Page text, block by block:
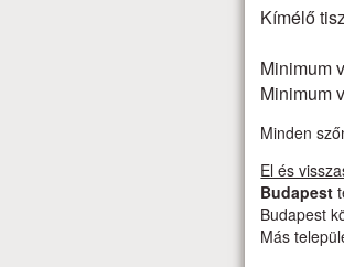
Kímélő
Minimum
Minimum
Minden
El és
Budapest
Budapest
Más